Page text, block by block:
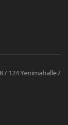
/ 124 Yenimahalle /